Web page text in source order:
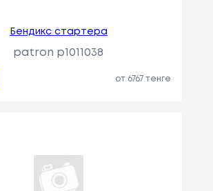
Бендикс стартера
patron p1011038
от 6767 тенге